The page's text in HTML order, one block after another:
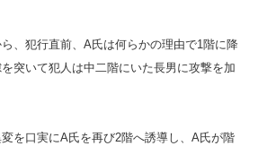
、犯行直前、A氏は何らかの理由で1階に降
突いて犯人は中二階にいた長男に攻撃を加
を口実にA氏を再び2階へ誘導し、A氏が階